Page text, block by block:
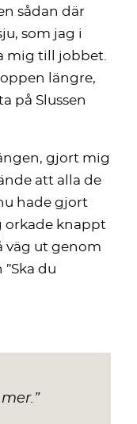
sådan där
som jag i
mig till jobbet.
längre,
på Slussen
gjort mig
att alla de
hade gjort
orkade knappt
väg ut genom
du
”